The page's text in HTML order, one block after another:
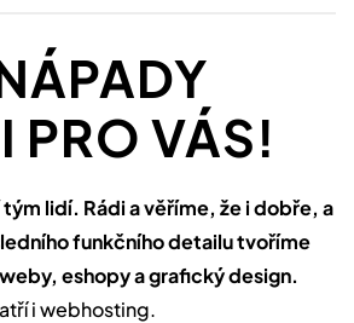
PRO VÁS!
lidí. Rádi a věříme, že i dobře, a
funkčního detailu tvoříme
eshopy a grafický design.
i webhosting.